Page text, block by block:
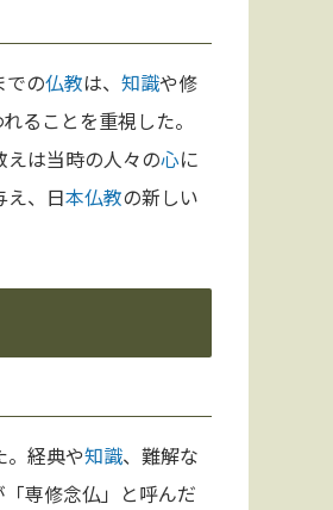
での仏教は、 知識や修
ることを重視した。
は当時の人々の心に
え、日本仏教の新しい
。経典や知識、難解な
専修念仏」と呼んだ